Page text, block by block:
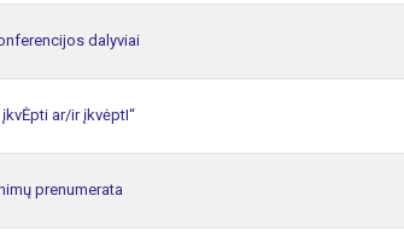
dalyviai
ar/ir įkvėptI“
prenumerata